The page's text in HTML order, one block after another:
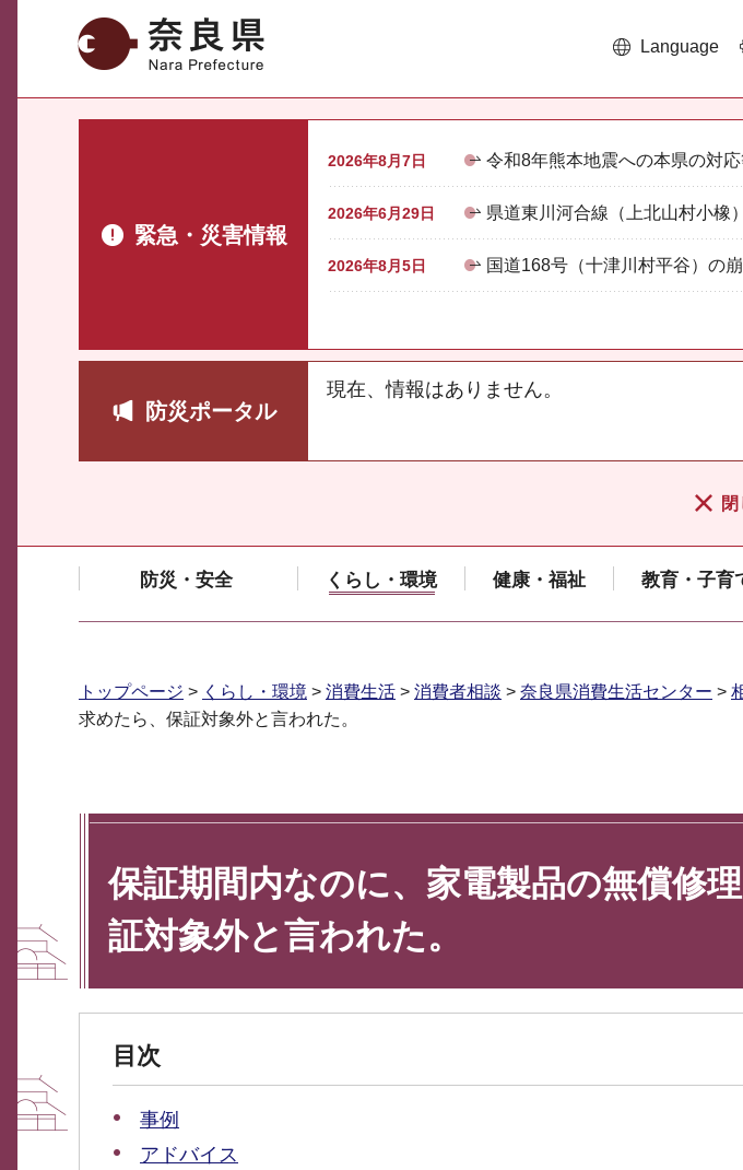
奈良県 Language
緊急・災害情報
2026年8月7日 令和8年熊本地震への本県の対
2026年6月29日 県道東川河合線（上北山村小橡
2026年8月5日 国道168号（十津川村平谷）の
防災ポータル
現在、情報はありません。
閉
防災・安全 くらし・環境 健康・福祉 教育・子育
トップページ > くらし・環境 > 消費生活 > 消費者相談 > 奈良県消費生活センター >
求めたら、保証対象外と言われた。
保証期間内なのに、家電製品の無償修
証対象外と言われた。
目次
事例
アドバイス